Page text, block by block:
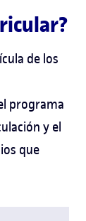
de los
programa
y el
que